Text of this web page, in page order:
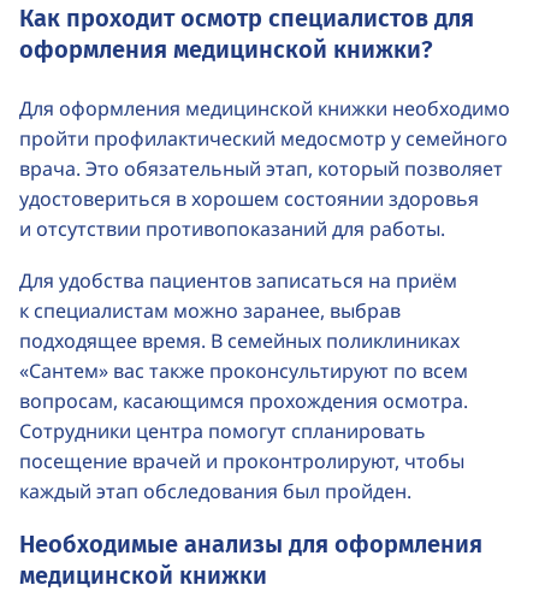
Как проходит осмотр специалистов для
оформления медицинской книжки?
Для оформления медицинской книжки необходимо
пройти профилактический медосмотр у семейного
врача. Это обязательный этап, который позволяет
удостовериться в хорошем состоянии здоровья
и отсутствии противопоказаний для работы.
Для удобства пациентов записаться на приём
к специалистам можно заранее, выбрав
подходящее время. В семейных поликлиниках
«Сантем» вас также проконсультируют по всем
вопросам, касающимся прохождения осмотра.
Сотрудники центра помогут спланировать
посещение врачей и проконтролируют, чтобы
каждый этап обследования был пройден.
Необходимые анализы для оформления
медицинской книжки